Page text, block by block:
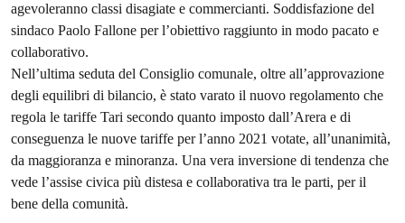
agevoleranno classi disagiate e commercianti. Soddisfazione del
sindaco Paolo Fallone per l’obiettivo raggiunto in modo pacato e
collaborativo.
Nell’ultima seduta del Consiglio comunale, oltre all’approvazione
degli equilibri di bilancio, è stato varato il nuovo regolamento che
regola le tariffe Tari secondo quanto imposto dall’Arera e di
conseguenza le nuove tariffe per l’anno 2021 votate, all’unanimità,
da maggioranza e minoranza. Una vera inversione di tendenza che
vede l’assise civica più distesa e collaborativa tra le parti, per il
bene della comunità.